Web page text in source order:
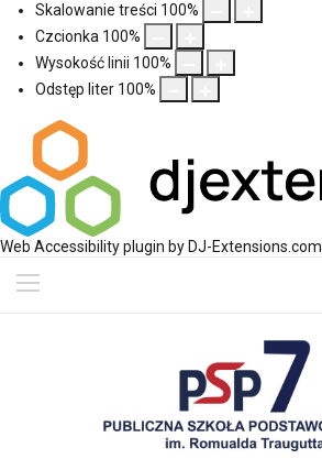
Skalowanie treści 100%
Czcionka 100%
Wysokość linii 100%
Odstęp liter 100%
Web Accessibility plugin by DJ-Extensions.com